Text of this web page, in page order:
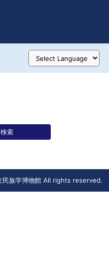
検索
族学博物館 All rights reserved.